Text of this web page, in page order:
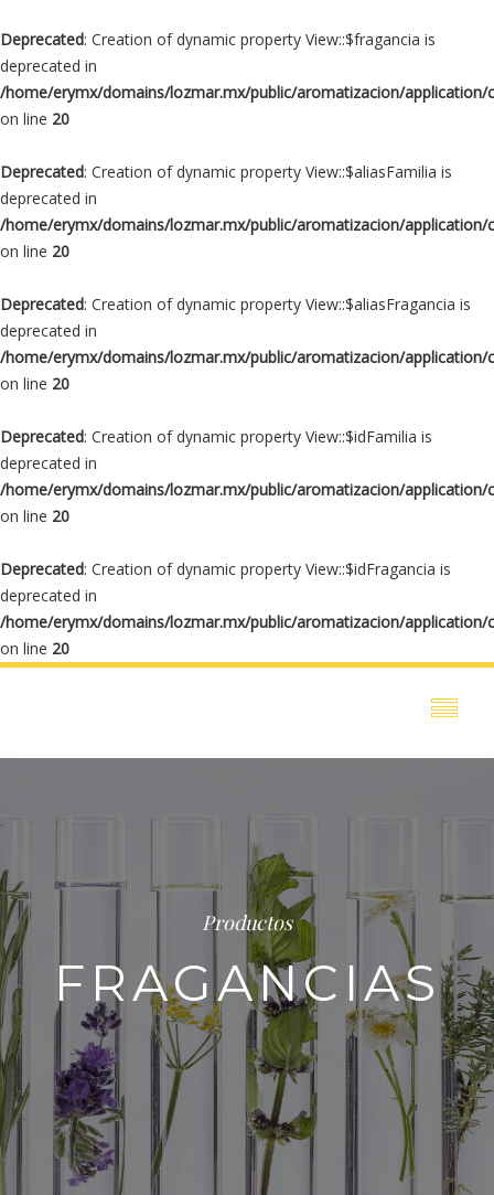
Deprecated: Creation of dynamic property View::$fragancia is
deprecated in
/home/erymx/domains/lozmar.mx/public/aromatizacion/application/
on line 20
Deprecated: Creation of dynamic property View::$aliasFamilia is
deprecated in
/home/erymx/domains/lozmar.mx/public/aromatizacion/application/
on line 20
Deprecated: Creation of dynamic property View::$aliasFragancia is
deprecated in
/home/erymx/domains/lozmar.mx/public/aromatizacion/application/
on line 20
Deprecated: Creation of dynamic property View::$idFamilia is
deprecated in
/home/erymx/domains/lozmar.mx/public/aromatizacion/application/
on line 20
Deprecated: Creation of dynamic property View::$idFragancia is
deprecated in
/home/erymx/domains/lozmar.mx/public/aromatizacion/application/
on line 20
Productos
FRAGANCIAS